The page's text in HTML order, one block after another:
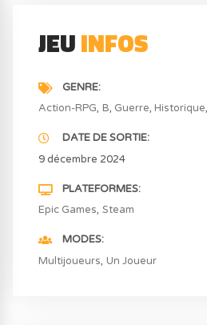
JEUINFOS
GENRE
Action-RPG B Guerre Historique
DATE DE SORTIE
9 décembre 2024
PLATEFORMES
Epic Games Steam
MODES
Multijoueurs Un Joueur